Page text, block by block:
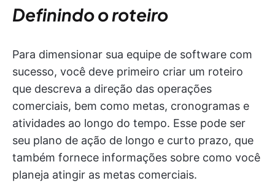
Definindo o roteiro
Para dimensionar sua equipe de software com
sucesso, você deve primeiro criar um roteiro
que descreva a direção das operações
comerciais, bem como metas, cronogramas e
atividades ao longo do tempo. Esse pode ser
seu plano de ação de longo e curto prazo, que
também fornece informações sobre como você
planeja atingir as metas comerciais.